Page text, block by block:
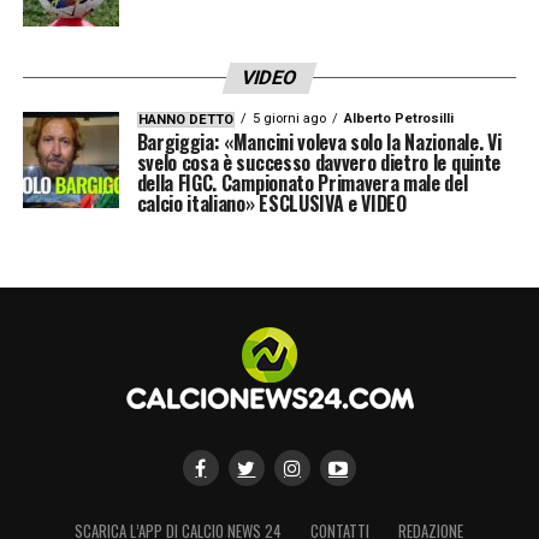
questo entusiasmo.
LA PLAYLIST DELLE NOSTRE TOP NEWS
VIDEO
HANNO DETTO 5 giorni ago Alberto Petrosilli
Bargiggia: «Mancini voleva solo la Nazionale. Vi
svelo cosa è successo davvero dietro le quinte
della FIGC. Campionato Primavera male del
calcio italiano» ESCLUSIVA e VIDEO
SCARICA L’APP DI CALCIO NEWS 24 CONTATTI REDAZIONE